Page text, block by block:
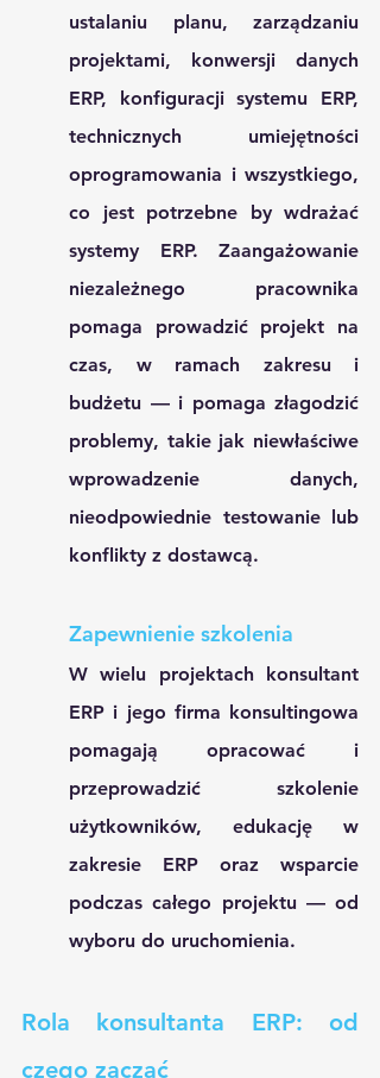
ustalaniu planu, zarządzaniu
projektami, konwersji danych
ERP, konfiguracji systemu ERP,
technicznych umiejętności
oprogramowania i wszystkiego,
co jest potrzebne by wdrażać
systemy ERP. Zaangażowanie
niezależnego pracownika
pomaga prowadzić projekt na
czas, w ramach zakresu i
budżetu — i pomaga złagodzić
problemy, takie jak niewłaściwe
wprowadzenie danych,
nieodpowiednie testowanie lub
konflikty z dostawcą.
Zapewnienie szkolenia
W wielu projektach konsultant
ERP i jego firma konsultingowa
pomagają opracować i
przeprowadzić szkolenie
użytkowników, edukację w
zakresie ERP oraz wsparcie
podczas całego projektu — od
wyboru do uruchomienia.
Rola konsultanta ERP: od
czego zacząć